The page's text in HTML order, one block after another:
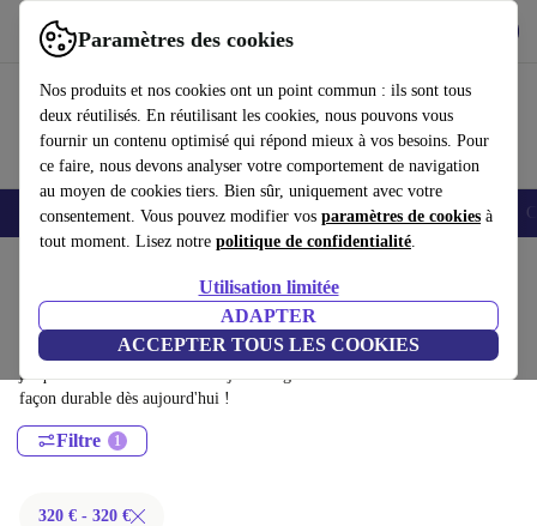
Paramètres des cookies
Nos produits et nos cookies ont un point commun : ils sont tous
deux réutilisés. En réutilisant les cookies, nous pouvons vous
fournir un contenu optimisé qui répond mieux à vos besoins. Pour
ce faire, nous devons analyser votre comportement de navigation
au moyen de cookies tiers. Bien sûr, uniquement avec votre
consentement. Vous pouvez modifier vos paramètres de cookies à
tout moment. Lisez notre politique de confidentialité.
Utilisation limitée
ADAPTER
ACCEPTER TOUS LES COOKIES
Utilisez refurbed rapidement et facilement
Smartphones Laptops Tablettes Montres connectées Accessoires
Téléviseurs:
Téléviseurs certifiés reconditionnés à moins de 300€ – économisez
jusqu'à 40 %. Retours sous 30 jours et garantie de 12 mois. Achetez de
façon durable dès aujourd'hui !
Filtre
320 € - 320 €